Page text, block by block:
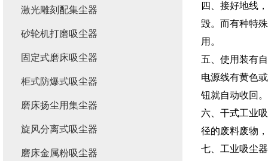
四、接好地线
毁。而有种特
用。
五、使用装有
电源线有黄色
钮就自动收回。
六、干式工业
径的废料废物
七、工业吸尘
激光雕刻配集尘器
砂轮机打磨吸尘器
固定式磨床吸尘器
柜式防爆式吸尘器
磨床扬尘用集尘器
旋风分离式吸尘器
磨床金属粉吸尘器